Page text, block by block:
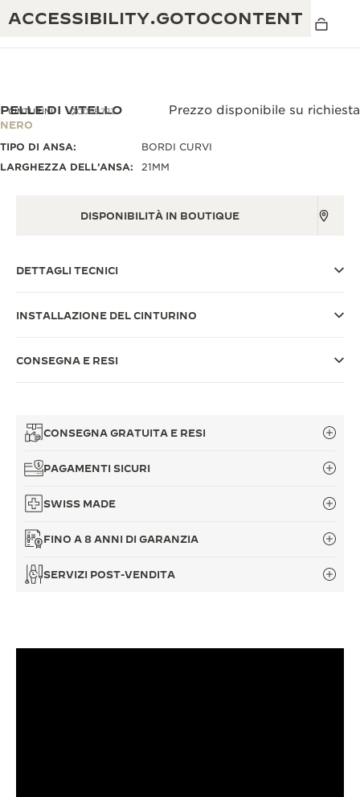
ACCESSIBILITY.GOTOCONTENT
GARANZIA JAEGER-LECOULTRE
THE GOLDEN RATIO MUSICAL SHOW
THE DREAM SHAPER
ECCELLENZA: OLTRE 190 ANNI DI TRADIZIONE
MAESTRIA: 108 MESTIERI
CINTURINI QC05B72Z
PELLE DI VITELLO
NERO
Prezzo disponibile su richiesta
TIPO DI ANSA:
BORDI CURVI
LARGHEZZA DELL’ANSA:
21MM
DISPONIBILITÀ IN BOUTIQUE
DETTAGLI TECNICI
INSTALLAZIONE DEL CINTURINO
CONSEGNA E RESI
CONSEGNA GRATUITA E RESI
PAGAMENTI SICURI
SWISS MADE
FINO A 8 ANNI DI GARANZIA
SERVIZI POST-VENDITA